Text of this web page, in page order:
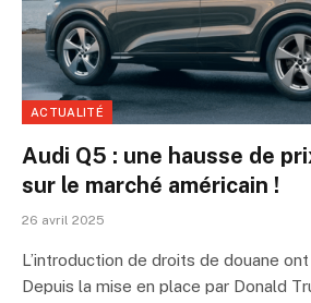
ACTUALITÉ
Audi Q5 : une hausse de
sur le marché américain !
26 avril 2025
L’introduction de droits de douane
Depuis la mise en place par Donald